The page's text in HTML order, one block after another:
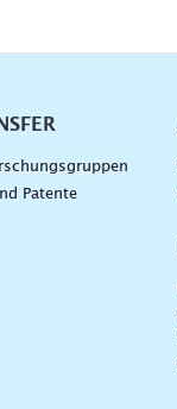
Patente